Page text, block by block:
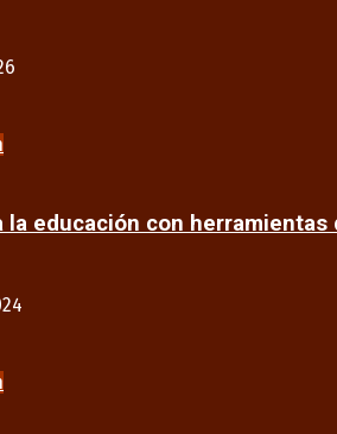
la educación con